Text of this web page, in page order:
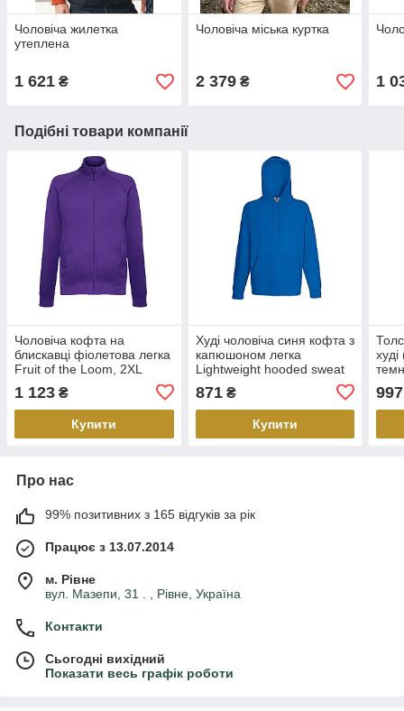
Чоловіча жилетка
утеплена
1 621 ₴
Чоловіча міська куртка
2 379₴ 1
Подібні товари компанії
Чоловіча кофта на
блискавці фіолетова легка
Fruit of the Loom, 2XL
1 123 ₴
Купити
Худі чоловіча синя кофта з
капюшоном легка
Lightweight hooded sweat
871₴
Купити
997
Про нас
99% позитивних з 165 відгуків за рік
Працює з 13.07.2014
м. Рівне
вул. Мазепи, 31 . , Рівне, Україна
Контакти
Сьогодні вихідний
Показати весь графік роботи